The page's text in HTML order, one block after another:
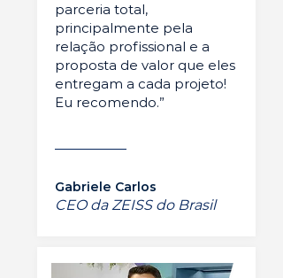
parceria total,
principalmente pela
relação profissional e a
proposta de valor que eles
entregam a cada projeto!
Eu recomendo.”
Gabriele Carlos
CEO da ZEISS do Brasil